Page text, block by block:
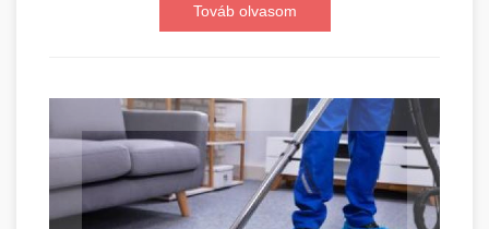
Továb olvasom